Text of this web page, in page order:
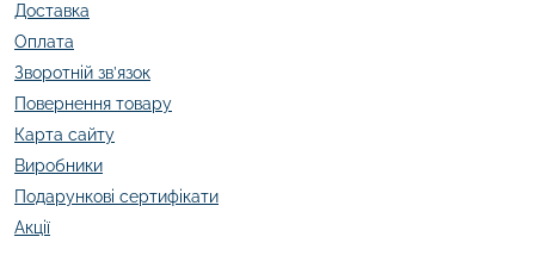
Доставка
Оплата
Зворотній зв’язок
Повернення товару
Карта сайту
Виробники
Подарункові сертифікати
Акції